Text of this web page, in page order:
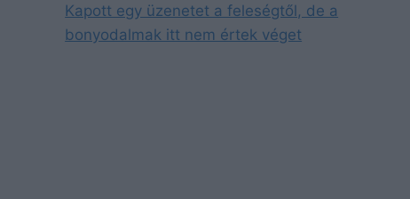
Kapott egy üzenetet a feleségtől, de a
bonyodalmak itt nem értek véget